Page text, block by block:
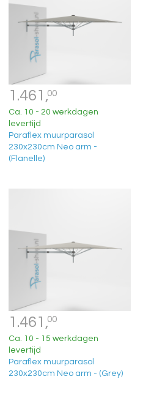
1.461,00
Ca. 10 - 20 werkdagen
levertijd
Paraflex muurparasol
230x230cm Neo arm -
(Flanelle)
1.461,00
Ca. 10 - 15 werkdagen
levertijd
Paraflex muurparasol
230x230cm Neo arm - (Grey)